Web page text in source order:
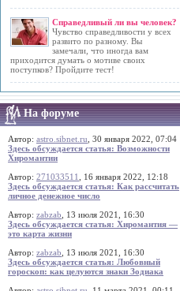
Справедливый ли вы человек?
Чувство справедливости у всех
развито по разному. Вы
замечали, что иногда вам
приходится думать о мотиве своих
поступков? Пройдите тест!
На форуме
Автор: astro.sibnet.ru , 30 января 2022, 07:04
Здесь обсуждается статья: Возможности
Хиромантии
Автор: 271033511
, 16 января 2022, 12:18
Здесь обсуждается статья: Как рассчитать
личное денежное число
Автор: zabzab , 13 июля 2021, 16:30
Здесь обсуждается статья: Хиромантия —
это карта жизни
Автор: zabzab , 13 июля 2021, 16:30
Здесь обсуждается статья: Любовный
гороскоп: как целуются знаки Зодиака